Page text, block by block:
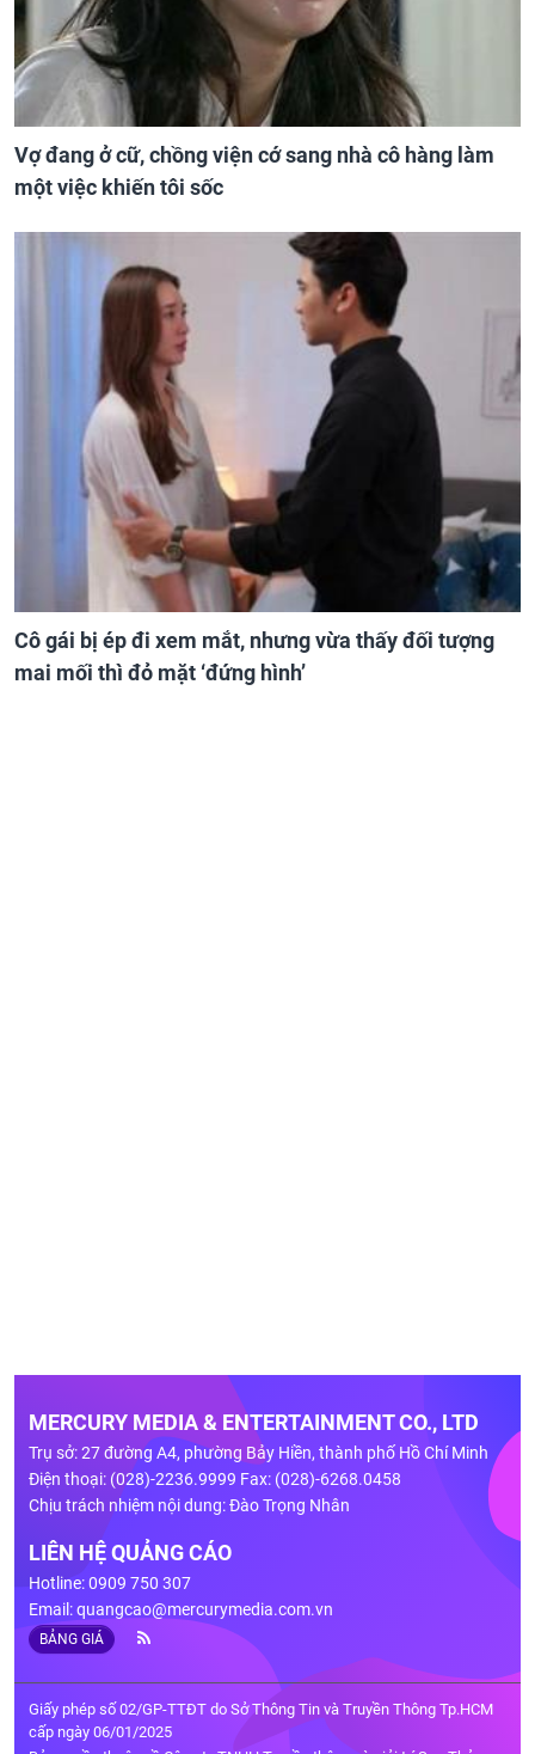
Vợ đang ở cữ, chồng viện cớ sang nhà cô hàng làm
một việc khiến tôi sốc
Cô gái bị ép đi xem mắt, nhưng vừa thấy đối tượng
mai mối thì đỏ mặt ‘đứng hình’
MERCURY MEDIA & ENTERTAINMENT CO., LTD
Trụ sở: 27 đường A4, phường Bảy Hiền, thành phố Hồ Chí Minh
Điện thoại: (028)-2236.9999 Fax: (028)-6268.0458
Chịu trách nhiệm nội dung: Đào Trọng Nhân
LIÊN HỆ QUẢNG CÁO
Hotline: 0909 750 307
Email:quangcao@mercurymedia.com.vn
BẢNG GIÁ
Giấy phép số 02/GP-TTĐT do Sở Thông Tin và Truyền Thông Tp.HCM
cấp ngày 06/01/2025